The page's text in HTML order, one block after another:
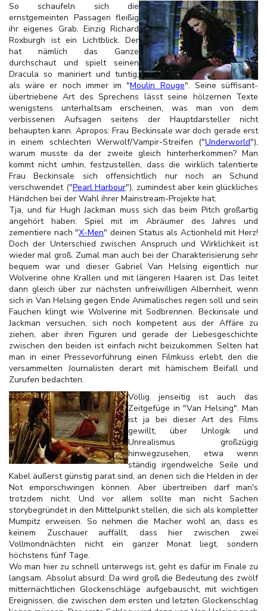
So schaufeln sich die
ernstgemeinten Passagen fleißig
ihr eigenes Grab. Einzig Richard
Roxburgh ist ein Lichtblick. Der
hat nämlich das Ganze
durchschaut und spielt seinen
Dracula so maniriert und tuntig,
als wäre er noch immer im "Moulin Rouge". Seine süffisant-
übertriebene Art des Sprechens lässt seine hölzernen Texte
wenigstens unterhaltsam erscheinen, was man von dem
verbissenen Aufsagen seitens der Hauptdarsteller nicht
behaupten kann. Apropos: Frau Beckinsale war doch gerade erst
in einem schlechten Werwolf/Vampir-Streifen ("Underworld"),
warum musste da der zweite gleich hinterherkommen? Man
kommt nicht umhin, festzustellen, dass die wirklich talentierte
Frau Beckinsale sich offensichtlich nur noch an Schund
verschwendet ("Pearl Harbour"), zumindest aber kein glückliches
Händchen bei der Wahl ihrer Mainstream-Projekte hat.
Tja, und für Hugh Jackman muss sich das beim Pitch großartig
angehört haben: Spiel mit im Abräumer des Jahres und
zementiere nach "X-Men" deinen Status als Actionheld mit Herz!
Doch der Unterschied zwischen Anspruch und Wirklichkeit ist
wieder mal groß. Zumal man auch bei der Charakterisierung sehr
bequem war und dieser Gabriel Van Helsing eigentlich nur
Wolverine ohne Krallen und mit längeren Haaren ist. Das leitet
dann gleich über zur nächsten unfreiwilligen Albernheit, wenn
sich in Van Helsing gegen Ende Animalisches regen soll und sein
Fauchen klingt wie Wolverine mit Sodbrennen. Beckinsale und
Jackman versuchen, sich noch kompetent aus der Affäre zu
ziehen, aber ihren Figuren und gerade der Liebesgeschichte
zwischen den beiden ist einfach nicht beizukommen. Selten hat
man in einer Pressevorführung einen Filmkuss erlebt, den die
versammelten Journalisten derart mit hämischem Beifall und
Zurufen bedachten.
Völlig jenseitig ist auch das
Zeitgefüge in "Van Helsing". Man
ist ja bei dieser Art des Films
gewillt, über Unlogik und
Unrealismus großzügig
hinwegzusehen, etwa wenn
ständig irgendwelche Seile und
Kabel äußerst günstig parat sind, an denen sich die Helden in der
Not emporschwingen können. Aber übertreiben darf man's
trotzdem nicht. Und vor allem sollte man nicht Sachen
storybegründet in den Mittelpunkt stellen, die sich als kompletter
Mumpitz erweisen. So nehmen die Macher wohl an, dass es
keinem Zuschauer auffällt, dass hier zwischen zwei
Vollmondnächten nicht ein ganzer Monat liegt, sondern
höchstens fünf Tage.
Wo man hier zu schnell unterwegs ist, geht es dafür im Finale zu
langsam. Absolut absurd: Da wird groß die Bedeutung des zwölf
mitternächtlichen Glockenschläge aufgebauscht, mit wichtigen
Ereignissen, die zwischen dem ersten und letzten Glockenschlag